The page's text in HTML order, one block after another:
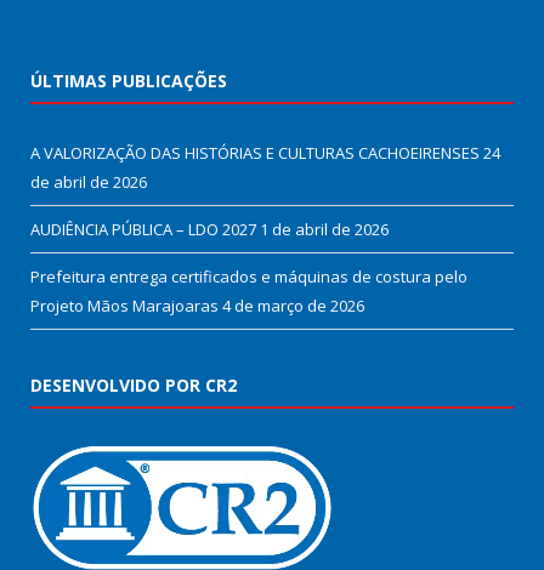
ÚLTIMAS PUBLICAÇÕES
A VALORIZAÇÃO DAS HISTÓRIAS E CULTURAS CACHOEIRENSES 24
de abril de 2026
AUDIÊNCIA PÚBLICA – LDO 2027 1 de abril de 2026
Prefeitura entrega certificados e máquinas de costura pelo
Projeto Mãos Marajoaras 4 de março de 2026
DESENVOLVIDO POR CR2